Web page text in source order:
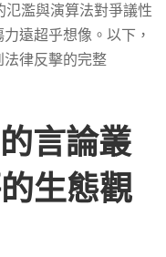
氾濫與演算法對爭議性
遠超乎想像。以下，
律反擊的完整
言論叢
生態觀